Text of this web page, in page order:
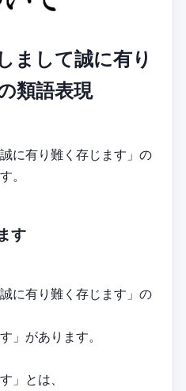
まして誠に有り
類語表現
に有り難く存じます」の
。
す
に有り難く存じます」の
」があります。
」とは、